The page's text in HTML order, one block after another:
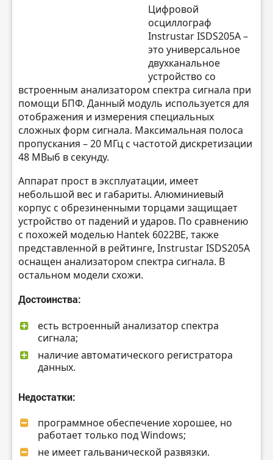
Цифровой
осциллограф
Instrustar ISDS205A –
это универсальное
двухканальное
устройство со
встроенным анализатором спектра сигнала при
помощи БПФ. Данный модуль используется для
отображения и измерения специальных
сложных форм сигнала. Максимальная полоса
пропускания – 20 МГц с частотой дискретизации
48 МВыб в секунду.
Аппарат прост в эксплуатации, имеет
небольшой вес и габариты. Алюминиевый
корпус с обрезиненными торцами защищает
устройство от падений и ударов. По сравнению
с похожей моделью Hantek 6022BE, также
представленной в рейтинге, Instrustar ISDS205A
оснащен анализатором спектра сигнала. В
остальном модели схожи.
Достоинства:
есть встроенный анализатор спектра
сигнала;
наличие автоматического регистратора
данных.
Недостатки:
программное обеспечение хорошее, но
работает только под Windows;
не имеет гальванической развязки.